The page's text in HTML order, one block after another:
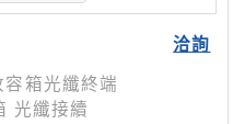
洽詢
箱光纖終端
光纖接續